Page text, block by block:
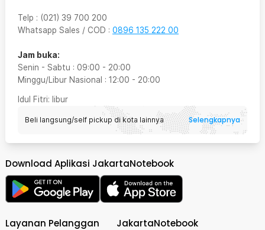
Telp : (021) 39 700 200
Whatsapp Sales / COD : 0896 135 222 00
Jam buka:
Senin - Sabtu : 09:00 - 20:00
Minggu/Libur Nasional : 12:00 - 20:00
Idul Fitri: libur
Beli langsung/self pickup di kota lainnya Selengkapnya
Download Aplikasi JakartaNotebook
Layanan Pelanggan JakartaNotebook